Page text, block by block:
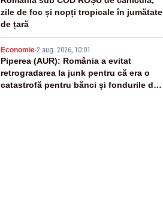
zile de foc și nopți tropicale în jumătate
de țară
Economie-2 aug. 2026, 10:01
Piperea (AUR): România a evitat
retrogradarea la junk pentru că era o
catastrofă pentru bănci și fondurile de